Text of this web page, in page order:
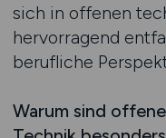
sich in offenen
hervorragend
berufliche
Warum sind